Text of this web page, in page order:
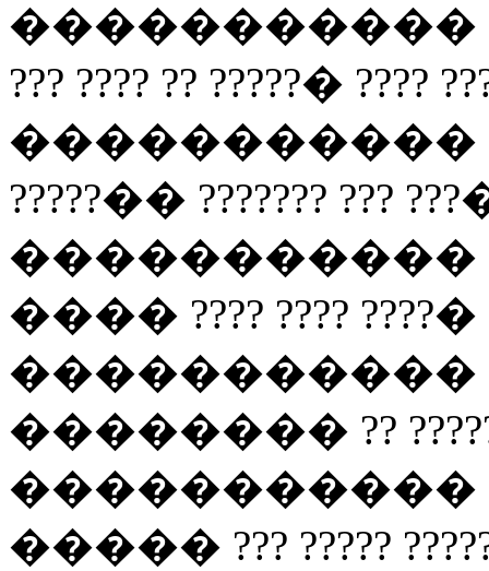
�����������
??? ???? ?? ?????� ????
����������� ???
?????�� ??????? ???
����������� ????
���� ???? ???? ????�
����������� ????
�������� ??
����������� ????
����� ??? ?????